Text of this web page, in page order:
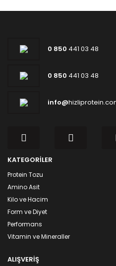
0 850 441 03 48
0 850 441 03 48
info@
KATEGORİLER
Protein Tozu
Amino Asit
Kilo ve Hacim
Form ve Diyet
Performans
Vitamin ve Mineraller
ALIŞVERİŞ